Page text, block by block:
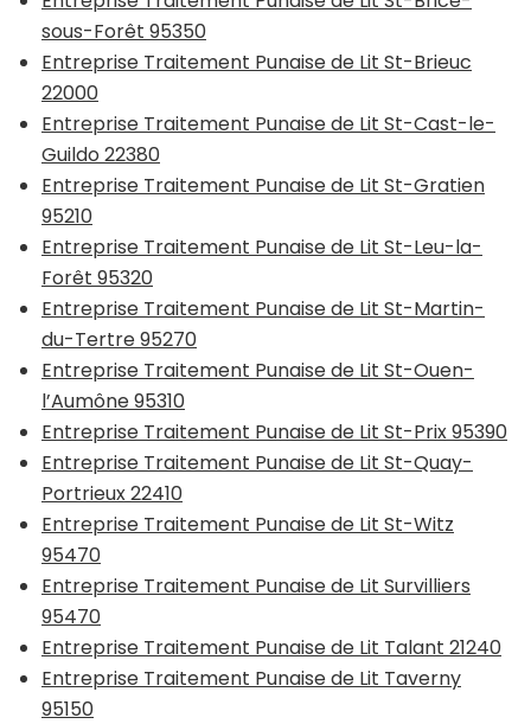
sous-Forêt 95350
Entreprise Traitement Punaise de Lit St-Brieuc
22000
Entreprise Traitement Punaise de Lit St-Cast-le-
Guildo 22380
Entreprise Traitement Punaise de Lit St-Gratien
95210
Entreprise Traitement Punaise de Lit St-Leu-la-
Forêt 95320
Entreprise Traitement Punaise de Lit St-Martin-
du-Tertre 95270
Entreprise Traitement Punaise de Lit St-Ouen-
l’Aumône 95310
Entreprise Traitement Punaise de Lit St-Prix 95390
Entreprise Traitement Punaise de Lit St-Quay-
Portrieux 22410
Entreprise Traitement Punaise de Lit St-Witz
95470
Entreprise Traitement Punaise de Lit Survilliers
95470
Entreprise Traitement Punaise de Lit Talant 21240
Entreprise Traitement Punaise de Lit Taverny
95150